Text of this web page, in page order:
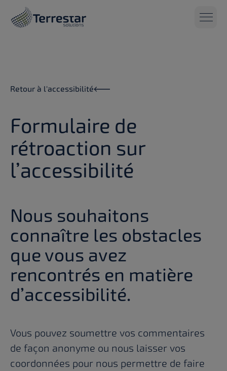
Aller au contenu principal
Retour à l'accessibilité
Formulaire de
rétroaction sur
l’accessibilité
Nous souhaitons
connaître les obstacles
que vous avez
rencontrés en matière
d’accessibilité.
Vous pouvez soumettre vos commentaires
de façon anonyme ou nous laisser vos
coordonnées pour nous permettre de faire